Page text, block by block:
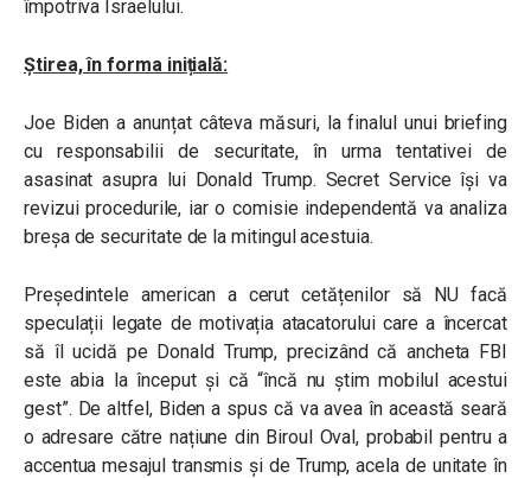
împotriva Israelului.
Știrea, în forma inițială:
Joe Biden a anunțat câteva măsuri, la finalul unui briefing
cu responsabilii de securitate, în urma tentativei de
asasinat asupra lui Donald Trump. Secret Service își va
revizui procedurile, iar o comisie independentă va analiza
breșa de securitate de la mitingul acestuia.
Președintele american a cerut cetățenilor să NU facă
speculații legate de motivația atacatorului care a încercat
să îl ucidă pe Donald Trump, precizând că ancheta FBI
este abia la început și că “încă nu știm mobilul acestui
gest”. De altfel, Biden a spus că va avea în această seară
o adresare către națiune din Biroul Oval, probabil pentru a
accentua mesajul transmis și de Trump, acela de unitate în